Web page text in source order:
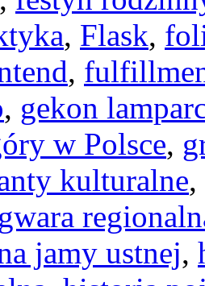
, Flask,
,
, gekon
w Polsce,
kulturalne,
gwara
jamy ustnej,